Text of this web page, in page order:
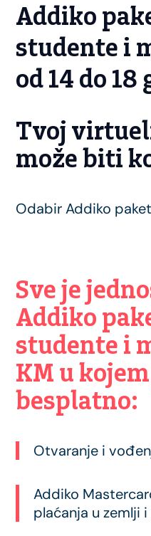
Addiko
studente i
od 14 do 18
Tvoj
može biti
Odabir Addiko
Sve je
Addiko
studente i
KM u
besplatno:
Otvaranje i
Addiko
plaćanja u zemlji